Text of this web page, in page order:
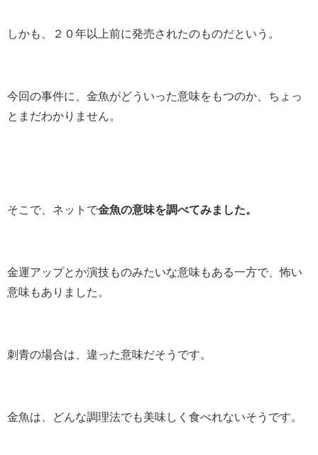
しかも、２０年以上前に発売されたのものだという。
今回の事件に、金魚がどういった意味をもつのか、ちょっ
とまだわかりません。
そこで、ネットで金魚の意味を調べてみました。
金運アップとか演技ものみたいな意味もある一方で、怖い
意味もありました。
刺青の場合は、違った意味だそうです。
金魚は、どんな調理法でも美味しく食べれないそうです。